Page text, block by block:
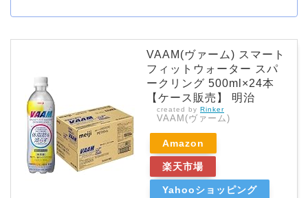
VAAM(ヴァーム) スマート
フィットウォーター スパ
ークリング 500ml×24本
【ケース販売】 明治
created by Rinker
VAAM(ヴァーム)
Amazon
楽天市場
Yahooショッピング